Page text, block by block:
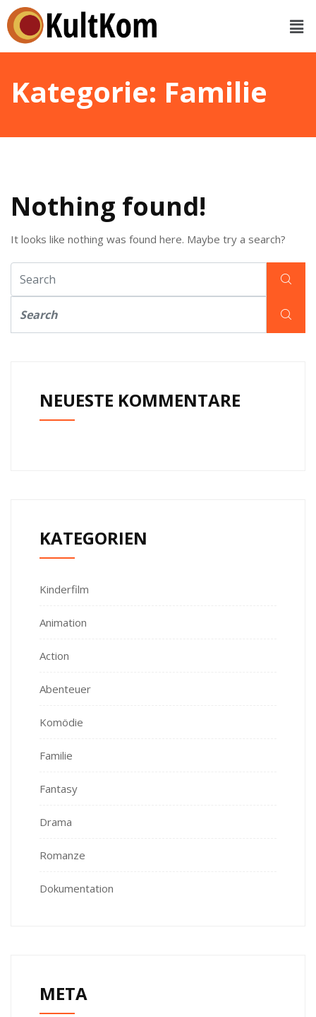
Kategorie: Familie
Nothing found!
It looks like nothing was found here. Maybe try a search?
NEUESTE KOMMENTARE
KATEGORIEN
Kinderfilm
Animation
Action
Abenteuer
Komödie
Familie
Fantasy
Drama
Romanze
Dokumentation
META